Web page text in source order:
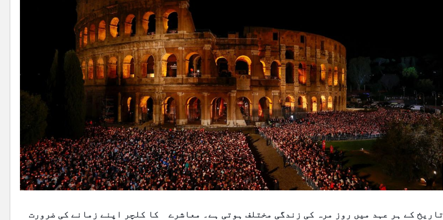
تاریخ کے ہر عہد میں روز مرہ کی زندگی مختلف ہوتی ہے۔ معاشرے کا کلچر اپنے زمانے کی ضرورت